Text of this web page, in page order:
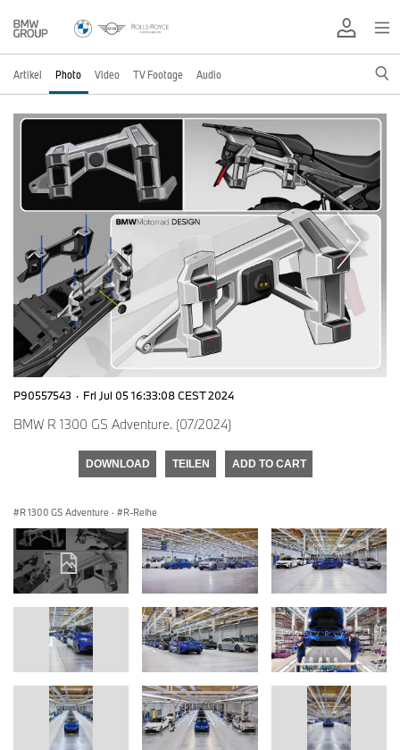
Artikel Photo Video TV Footage Audio
P90557543 · Fri Jul 05 16:33:08 CEST 2024
BMW R 1300 GS Adventure. (07/2024)
DOWNLOAD TEILEN ADD TO CART
R 1300 GS Adventure · R-Reihe